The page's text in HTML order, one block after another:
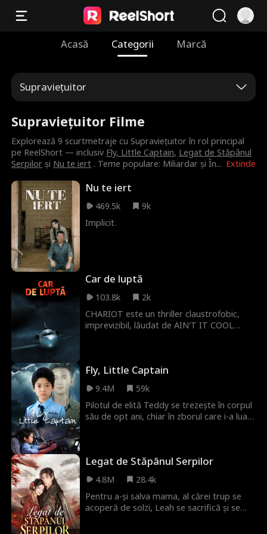
Acasă Categorii Marcă
Supraviețuitor
Supraviețuitor Filme
Extinde
Explorează 9 scurtmetraje cu Supraviețuitor în rol principal
pe ReelShort — inclusiv Fly, Little Captain, Legat de Stăpânul
Serpilor și Nu te iert . Teme populare: Miliardar și În...
Nu te iert
469.5k
9k
Implicit.
Car de luptă
103.8k
2k
CHARIOT este un thriller claustrofobic,
imprevizibil, lăudat de AIN'T IT COOL
Fly, Little Captain
9.4M
59k
Pilotul de elită Teddy se trezește în corpul
său de opt ani, chiar în zborul care i-a luat
mintea de adult în corp de copil pentru a
schimba soarta și a salva pe toată lumea
înainte ca istoria să se repete.
Legat de Stăpânul Serpilor
4.8M
28.4k
Pentru a-și salva mama, al cărei trup se
acoperă de solzi, Leah se sacrifică și se